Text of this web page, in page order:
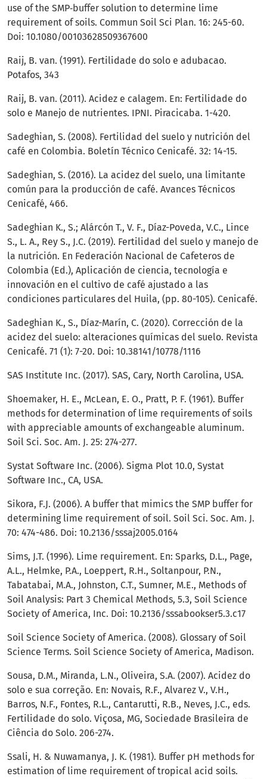
use of the SMP‐buffer solution to determine lime
requirement of soils. Commun Soil Sci Plan. 16: 245-60.
Doi: 10.1080/00103628509367600
Raij, B. van. (1991). Fertilidade do solo e adubacao.
Potafos, 343
Raij, B. van. (2011). Acidez e calagem. En: Fertilidade do
solo e Manejo de nutrientes. IPNI. Piracicaba. 1-420.
Sadeghian, S. (2008). Fertilidad del suelo y nutrición del
café en Colombia. Boletín Técnico Cenicafé. 32: 14-15.
Sadeghian, S. (2016). La acidez del suelo, una limitante
común para la producción de café. Avances Técnicos
Cenicafé, 466.
Sadeghian K., S.; Alárcón T., V. F., Díaz-Poveda, V.C., Lince
S., L. A., Rey S., J.C. (2019). Fertilidad del suelo y manejo de
la nutrición. En Federación Nacional de Cafeteros de
Colombia (Ed.), Aplicación de ciencia, tecnología e
innovación en el cultivo de café ajustado a las
condiciones particulares del Huila, (pp. 80-105). Cenicafé.
Sadeghian K., S., Díaz-Marín, C. (2020). Corrección de la
acidez del suelo: alteraciones químicas del suelo. Revista
Cenicafé. 71 (1): 7-20. Doi: 10.38141/10778/1116
SAS Institute Inc. (2017). SAS, Cary, North Carolina, USA.
Shoemaker, H. E., McLean, E. O., Pratt, P. F. (1961). Buffer
methods for determination of lime requirements of soils
with appreciable amounts of exchangeable aluminum.
Soil Sci. Soc. Am. J. 25: 274-277.
Systat Software Inc. (2006). Sigma Plot 10.0, Systat
Software Inc., CA, USA.
Sikora, F.J. (2006). A buffer that mimics the SMP buffer for
determining lime requirement of soil. Soil Sci. Soc. Am. J.
70: 474-486. Doi: 10.2136/sssaj2005.0164
Sims, J.T. (1996). Lime requirement. En: Sparks, D.L., Page,
A.L., Helmke, P.A., Loeppert, R.H., Soltanpour, P.N.,
Tabatabai, M.A., Johnston, C.T., Sumner, M.E., Methods of
Soil Analysis: Part 3 Chemical Methods, 5.3, Soil Science
Society of America, Inc. Doi: 10.2136/sssabookser5.3.c17
Soil Science Society of America. (2008). Glossary of Soil
Science Terms. Soil Science Society of America, Madison.
Sousa, D.M., Miranda, L.N., Oliveira, S.A. (2007). Acidez do
solo e sua correção. En: Novais, R.F., Alvarez V., V.H.,
Barros, N.F., Fontes, R.L., Cantarutti, R.B., Neves, J.C., eds.
Fertilidade do solo. Viçosa, MG, Sociedade Brasileira de
Ciência do Solo. 206-274.
Ssali, H. & Nuwamanya, J. K. (1981). Buffer pH methods for
estimation of lime requirement of tropical acid soils.